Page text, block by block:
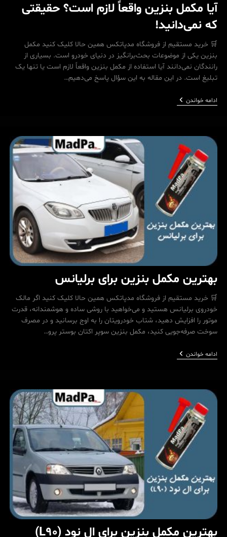
آیا مکمل بنزین واقعاً لازم است؟ حقیقتی
که نمی‌دانید!
🛒 خرید مستقیم از فروشگاه مدپاتکس همین حالا کلیک کنید مکمل
بنزین یکی از موضوعات بحث‌برانگیز در دنیای خودرو است. بسیاری از
رانندگان نمی‌دانند آیا استفاده از مکمل بنزین واقعاً لازم است یا تنها یک
تبلیغ است. در این مقاله به این سؤال پاسخ می‌دهیم…
ادامه خواندنآیا
مکمل
است؟
حقیقتی
که
نمی‌دانید!
بهترین مکمل بنزین برای برلیانس
🛒 خرید مستقیم از فروشگاه مدپاتکس همین حالا کلیک کنید اگر مالک
خودروی برلیانس هستید و می‌خواهید با روشی ساده و هوشمندانه، قدرت
موتور را افزایش دهید، شتاب خودرویتان را به اوج برسانید و در مصرف
سوخت صرفه‌جویی کنید، مکمل بنزین سوپر اکتان بوستر پرو…
ادامه خواندنبهترین
مکمل
بهترین مکمل بنزین برای ال نود (L90)